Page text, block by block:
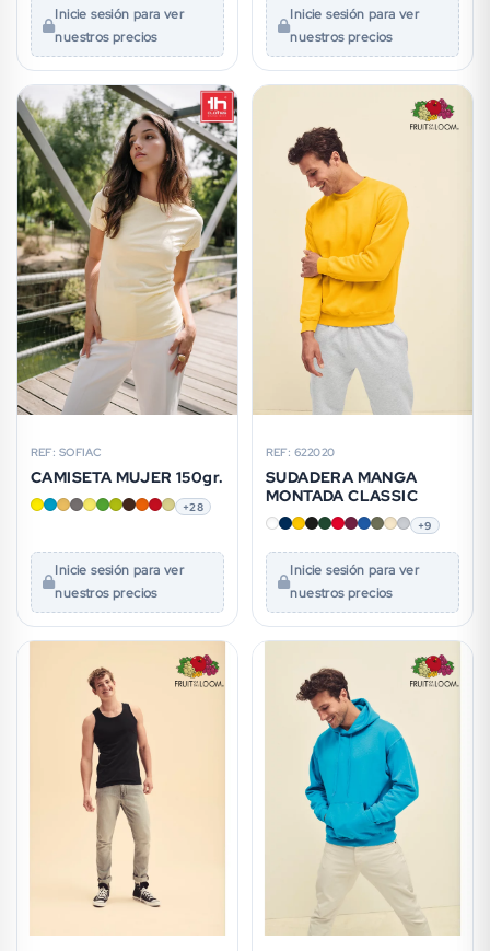
Inicie sesión para ver
nuestros precios
Inicie sesión para ver
nuestros precios
REF: SOFIAC
CAMISETA MUJER 150gr.
+28
Inicie sesión para ver
nuestros precios
REF: 622020
SUDADERA MANGA
MONTADA CLASSIC
+9
Inicie sesión para ver
nuestros precios